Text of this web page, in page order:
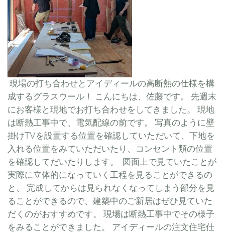
現場の打ち合わせとアイディールの高断熱の仕様を構
成するグラスウール！ こんにちは、佐藤です。 先週末
にお客様と現地でお打ち合わせをしてきました。 現地
は断熱工事中で、電気配線の前です。 写真のように壁
掛けTVを設置する位置を確認していただいて、下地を
入れる位置をみていただいたり、コンセント類の位置
を確認してだいたりします。 図面上で見ていたことが
実際に立体的になっていく工程を見ることができるの
と、 完成してからは見られなくなってしまう部分を見
ることができるので、建築中のご新居はぜひ見ていた
だくのがおすすめです。 現場は断熱工事中でその様子
をみることができました。 アイディールの注文住宅仕